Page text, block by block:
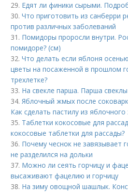
29. Едят ли финики сырыми.
30.Что приготовить из санберри
против различных заболеваний
31. Помидоры проросли внутри.
помидоре? (см)
32.Что делать если яблоня
цветы на посаженной в прошлом
трехлетке?
33. На свекле парша. Парша свеклы
34.Яблочный жмых после
Как сделать пастилу из
35. Таблетки кокосовые для
кокосовые таблетки для рассады?
36. Почему чеснок не завязывает
не разделился на дольки
37. Можно ли сеять горчицу и
высаживают фацелию и горчицу
38. На зиму овощной шашлык.